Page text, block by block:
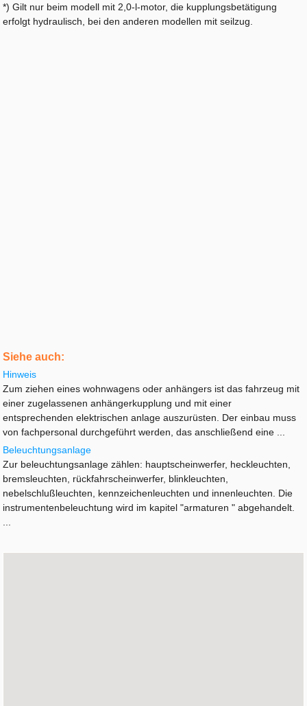
*) Gilt nur beim modell mit 2,0-l-motor, die kupplungsbetätigung
erfolgt hydraulisch, bei den anderen modellen mit seilzug.
Siehe auch:
Hinweis
Zum ziehen eines wohnwagens oder anhängers ist das fahrzeug mit
einer zugelassenen anhängerkupplung und mit einer
entsprechenden elektrischen anlage auszurüsten. Der einbau muss
von fachpersonal durchgeführt werden, das anschließend eine ...
Beleuchtungsanlage
Zur beleuchtungsanlage zählen: hauptscheinwerfer, heckleuchten,
bremsleuchten, rückfahrscheinwerfer, blinkleuchten,
nebelschlußleuchten, kennzeichenleuchten und innenleuchten. Die
instrumentenbeleuchtung wird im kapitel "armaturen " abgehandelt.